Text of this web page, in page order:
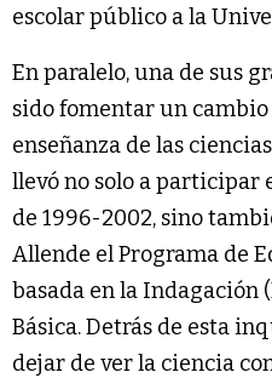
escolar público a la
En paralelo, una de sus
sido fomentar un
enseñanza de las
llevó no solo a
de 1996-2002, sino
Allende el Programa de
basada en la Indagación
Básica. Detrás de esta
dejar de ver la ciencia